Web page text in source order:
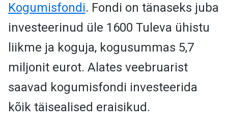
Kogumisfondi. Fondi on tänaseks juba
investeerinud üle 1600 Tuleva ühistu
liikme ja koguja, kogusummas 5,7
miljonit eurot. Alates veebruarist
saavad kogumisfondi investeerida
kõik täisealised eraisikud.